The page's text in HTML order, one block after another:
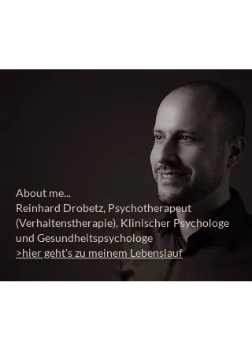
About me...
Reinhard Drobetz, Psychotherapeut
(Verhaltenstherapie), Klinischer Psychologe
und Gesundheitspsychologe
>hier geht's zu meinem Lebenslauf